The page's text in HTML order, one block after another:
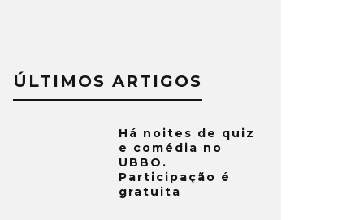
ÚLTIMOS ARTIGOS
Há noites de quiz
e comédia no
UBBO.
Participação é
gratuita